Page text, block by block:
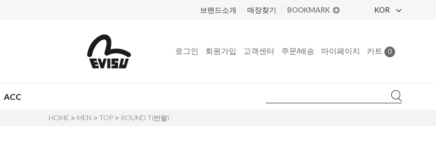
브랜드소개 매장찾기 BOOKMARK KOR
로그인 회원가입 고객센터 주문/배송 마이페이지 카트 0
ACC
HOME > MEN > TOP > ROUND T(반팔)